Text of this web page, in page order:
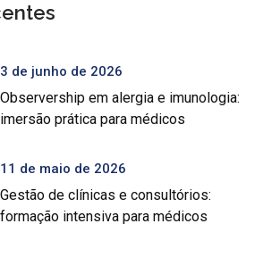
3 de junho de 2026
Observership em alergia e imunologia:
imersão prática para médicos
11 de maio de 2026
Gestão de clínicas e consultórios:
formação intensiva para médicos